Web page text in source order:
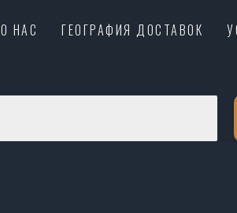
О НАС ГЕОГРАФИЯ ДОСТАВОК